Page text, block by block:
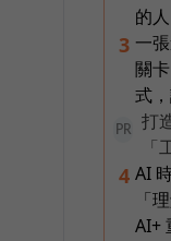
的
3 一
關
式
PR
打
4 AI
「
AI+